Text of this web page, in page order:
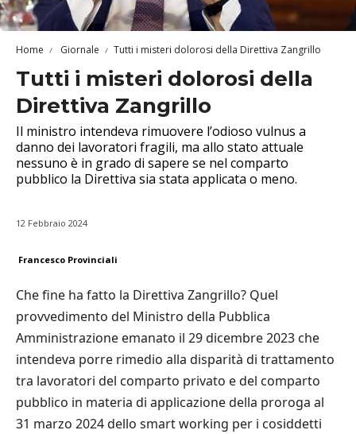
Home Giornale Tutti i misteri dolorosi della Direttiva Zangrillo
Tutti i misteri dolorosi della
Direttiva Zangrillo
Il ministro intendeva rimuovere l’odioso vulnus a
danno dei lavoratori fragili, ma allo stato attuale
nessuno è in grado di sapere se nel comparto
pubblico la Direttiva sia stata applicata o meno.
12 Febbraio 2024
Francesco Provinciali
Che fine ha fatto la Direttiva Zangrillo? Quel
provvedimento del Ministro della Pubblica
Amministrazione emanato il 29 dicembre 2023 che
intendeva porre rimedio alla disparità di trattamento
tra lavoratori del comparto privato e del comparto
pubblico in materia di applicazione della proroga al
31 marzo 2024 dello smart working per i cosiddetti